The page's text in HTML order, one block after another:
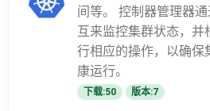
间等。 控制器管理器
互来监控集群状态，并
行相应的操作，以确保
康运行。
下载:50 版本:7